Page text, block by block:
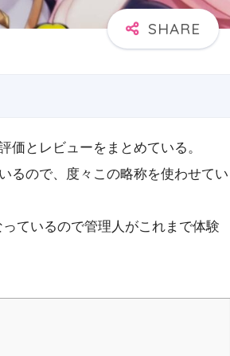
価とレビューをまとめている。
るので、度々この略称を使わせてい
ているので管理人がこれまで体験